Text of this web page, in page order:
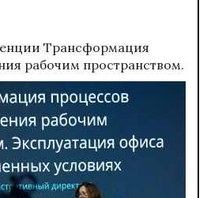
Трансформация
рабочим пространством.